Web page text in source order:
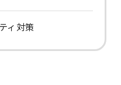
ィ対策